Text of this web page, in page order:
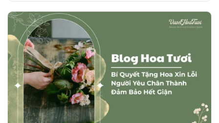
nhận được các câu hỏi từ mọi đặt chúng ta đều biết Hoa
tươi là món quà tuyệt vời để [...]